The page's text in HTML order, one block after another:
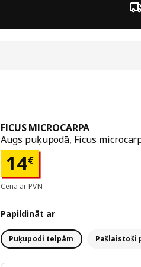
FICUS MICROCARPA
Augs puķupodā, Ficus
14€
Cena 14€
Cena ar PVN
Papildināt ar
Puķupodi telpām Pašlaistoši